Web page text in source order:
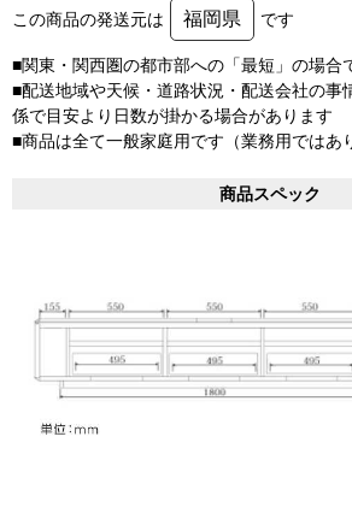
この商品の発送元は 福岡県 です
■関東・関西圏の都市部への「最短」の場合
■配送地域や天候・道路状況・配送会社の事
係で目安より日数が掛かる場合があります
■商品は全て一般家庭用です（業務用ではあ
商品スペック